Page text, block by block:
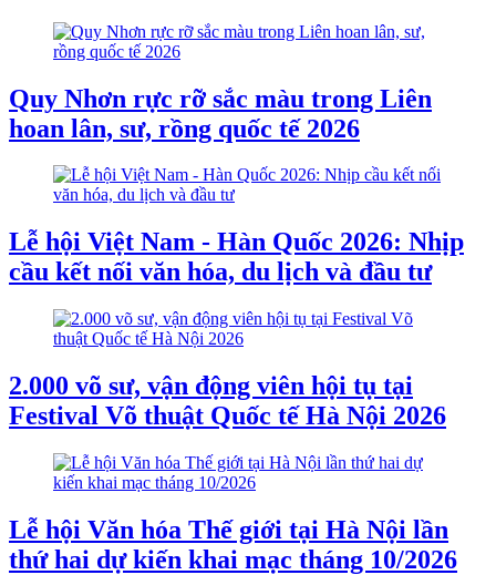
Quy Nhơn rực rỡ sắc màu trong Liên
hoan lân, sư, rồng quốc tế 2026
Lễ hội Việt Nam - Hàn Quốc 2026: Nhịp
cầu kết nối văn hóa, du lịch và đầu tư
2.000 võ sư, vận động viên hội tụ tại
Festival Võ thuật Quốc tế Hà Nội 2026
Lễ hội Văn hóa Thế giới tại Hà Nội lần
thứ hai dự kiến khai mạc tháng 10/2026